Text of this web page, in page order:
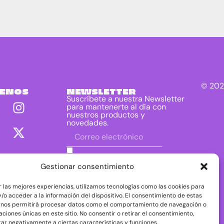
Gestionar consentimiento
las mejores experiencias, utilizamos tecnologías como las cookies para
o acceder a la información del dispositivo. El consentimiento de estas
permitirá procesar datos como el comportamiento de navegación o
únicas en este sitio. No consentir o retirar el consentimiento,
NEWSLETTER
Suscríbete a nuestra Newsletter
para mantenerte al día con
nuestros productos y
novedades.
contenidas en la política de privacidad
sobre el tratamiento de mis datos para
DIRAC DIST, S.L. como responsable del
tratamiento tratará tus datos con la finalidad de
dar respuesta a tu consulta o petición. Puedes
acceder, rectificar y suprimir tus datos, así como
ejercer otros derechos consultando la
©